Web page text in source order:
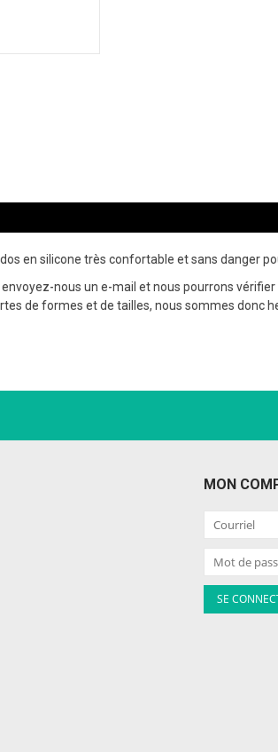
en silicone très confortable et sans danger
nous un e-mail et nous pourrons
de formes et de tailles, nous sommes donc
MON